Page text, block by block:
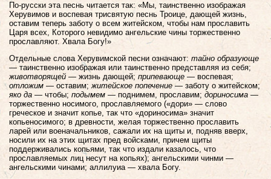
По-русски эта песнь читается так: «Мы, таинственно изображая
Херувимов и воспевая трисвятую песнь Троице, дающей жизнь,
оставим теперь заботу о всем житейском, чтобы нам прославить
Царя всех, Которого невидимо ангельские чины торжественно
прославляют. Хвала Богу!»
Отдельные слова Херувимской песни означают: тайно образующе
— таинственно изображая или таинственно представляя из себя;
животворящей— жизнь дающей; припевающе— воспевая;
отложим— оставим;житейское попечение— заботу о житейском;
яко да— чтобы; подымем— поднимем, прославим; дориносима—
торжественно носимого, прославляемого («дори» — слово
греческое и значит копье, так что «дориносима» значит
копьеносимого; в древности, желая торжественно прославить
ларей или военачальников, сажали их на щиты и, подняв вверх,
носили их на этих щитах пред войсками, причем щиты
поддерживались копьями, так что издали казалось, что
прославляемых лиц несут на копьях); ангельскими чинми —
ангельскими чинами; аллилуиа — хвала Богу.